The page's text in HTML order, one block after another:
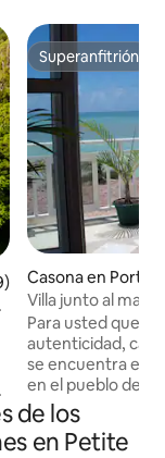
promedio: 5,0
Superanfitrión
Superanfitrión
Casona en Port
Villa junto al mar,
Para usted que
autenticidad,
se encuentra en
en el pueblo de
minutos en
Muy bien
invito a descubrir
de los
en Petite